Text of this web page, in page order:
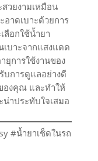
วยงามเหมือน
าดเบาะด้วยการ
ลือกใช้น้ำยา
บาะจากแสงแดด
ยุการใช้งานของ
บการดูแลอย่างดี
องคุณ และทำให้
าประทับใจเสมอ
#น้ำยาเช็ดในรถ